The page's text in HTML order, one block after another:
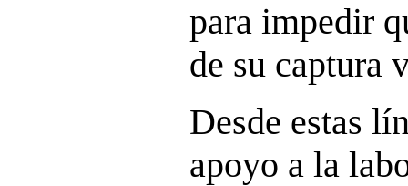
para impedir
de su captura
Desde estas
apoyo a la